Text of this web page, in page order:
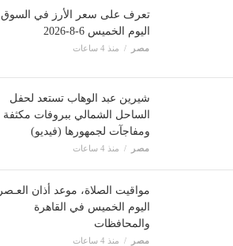
تعرف على سعر الأرز في السوق
اليوم الخميس 6-8-2026
مصر منذ 4 ساعات
شيرين عبد الوهاب تستعد لحفل
الساحل الشمالي ببروفات مكثفة
ومفاجآت لجمهورها (فيديو)
مصر منذ 4 ساعات
مواقيت الصلاة، موعد أذان العـصر
اليوم الخميس في القاهرة
والمحافظات
مصر منذ 4 ساعات